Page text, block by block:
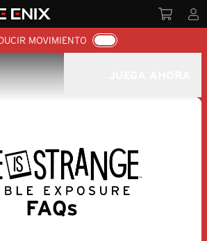
MOVIMIENTO
FAQs